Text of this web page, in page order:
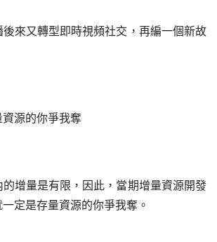
來又轉型即時視頻社交，再編一個新故
源的你爭我奪
增量是有限，因此，當期增量資源開發
定是存量資源的你爭我奪。